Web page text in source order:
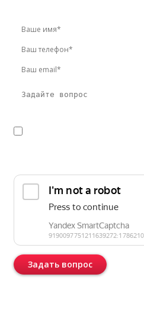
Задать вопрос